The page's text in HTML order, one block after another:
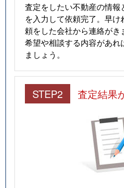
査定をしたい不動産の情
を入力して依頼完了。早
頼をした会社から連絡がき
希望や相談する内容があれ
ましょう。
STEP2 査定結果